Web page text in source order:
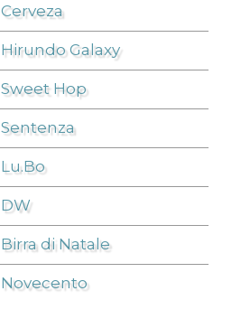
Cerveza
Hirundo Galaxy
Sweet Hop
Sentenza
Lu.Bo
DW
Birra di Natale
Novecento